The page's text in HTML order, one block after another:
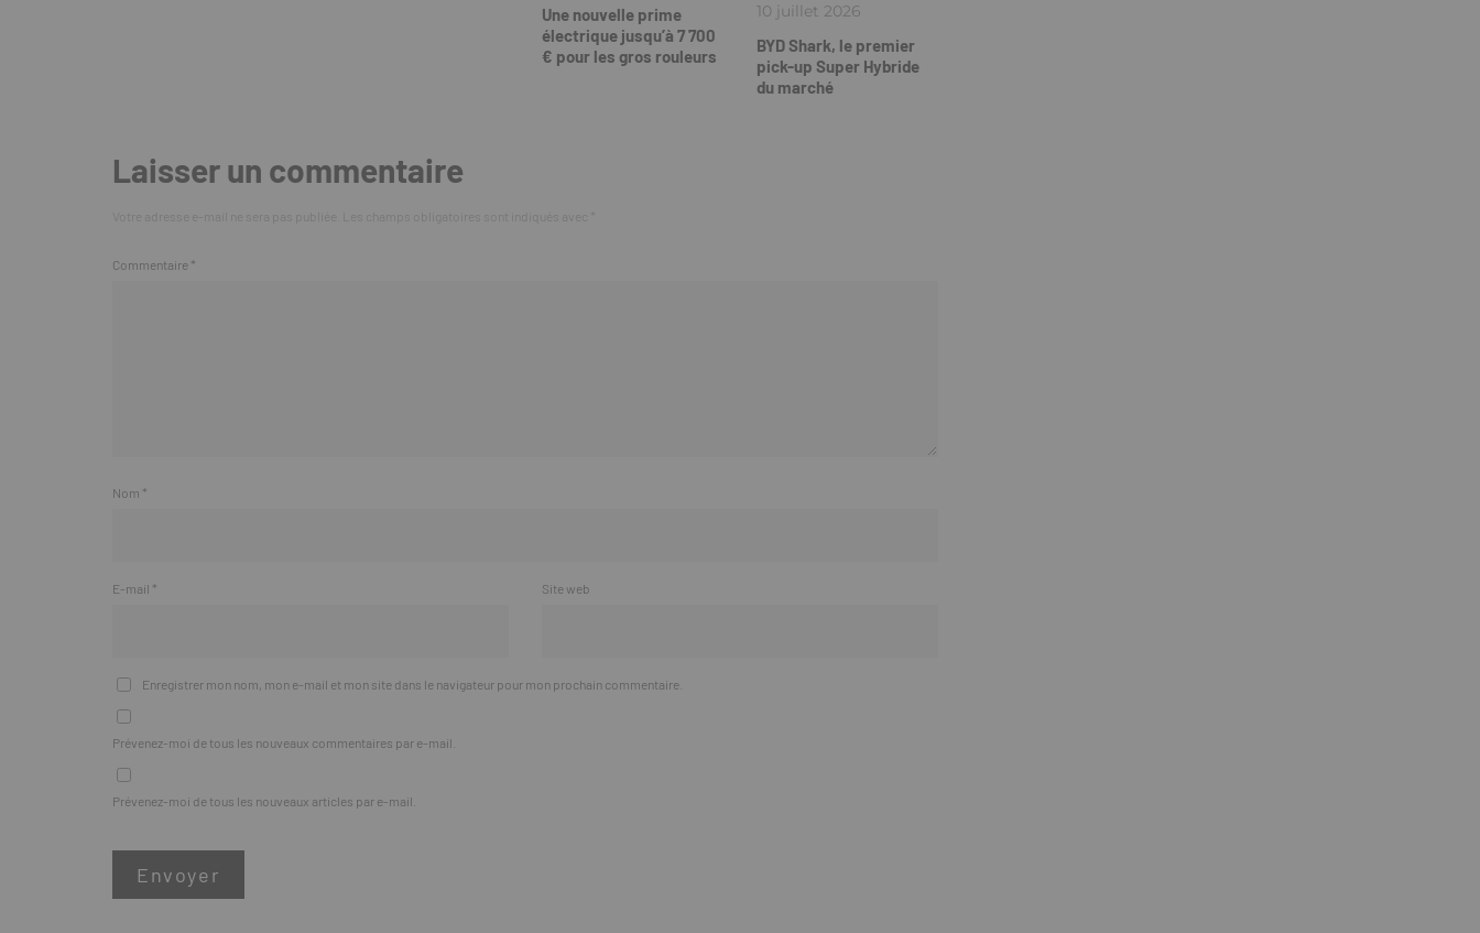
Une nouvelle prime
électrique jusqu’à 7 700
€ pour les gros rouleurs
10 juillet 2026
BYD Shark, le premier
pick-up Super Hybride
du marché
Laisser un commentaire
Commentaire *
Nom *
E-mail * Site web
Enregistrer mon nom, mon e-mail et mon site dans le navigateur pour mon prochain commentaire.
Prévenez-moi de tous les nouveaux commentaires par e-mail.
Prévenez-moi de tous les nouveaux articles par e-mail.